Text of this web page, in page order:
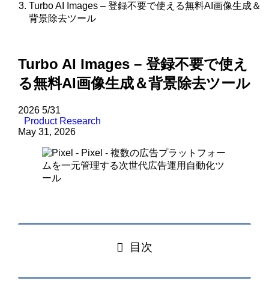
Turbo AI Images – 登録不要で使える無料AI画像生成＆
背景除去ツール
Turbo AI Images – 登録不要で使え
る無料AI画像生成＆背景除去ツール
2026 5/31
Product Research
May 31, 2026
目次